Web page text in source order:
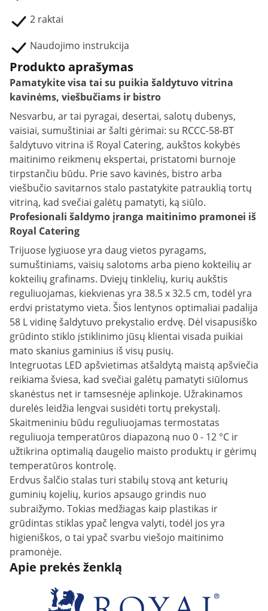
2 raktai
Naudojimo instrukcija
Produkto aprašymas
Pamatykite visa tai su puikia šaldytuvo vitrina
kavinėms, viešbučiams ir bistro
Nesvarbu, ar tai pyragai, desertai, salotų dubenys,
vaisiai, sumuštiniai ar šalti gėrimai: su RCCC-58-BT
šaldytuvo vitrina iš Royal Catering, aukštos kokybės
maitinimo reikmenų ekspertai, pristatomi burnoje
tirpstančiu būdu. Prie savo kavinės, bistro arba
viešbučio savitarnos stalo pastatykite patrauklią tortų
vitriną, kad svečiai galėtų pamatyti, ką siūlo.
Profesionali šaldymo įranga maitinimo pramonei iš
Royal Catering
Trijuose lygiuose yra daug vietos pyragams,
sumuštiniams, vaisių salotoms arba pieno kokteilių ar
kokteilių grafinams. Dviejų tinklelių, kurių aukštis
reguliuojamas, kiekvienas yra 38.5 x 32.5 cm, todėl yra
erdvi pristatymo vieta. Šios lentynos optimaliai padalija
58 L vidinę šaldytuvo prekystalio erdvę. Dėl visapusiško
grūdinto stiklo įstiklinimo jūsų klientai visada puikiai
mato skanius gaminius iš visų pusių.
Integruotas LED apšvietimas atšaldytą maistą apšviečia
reikiama šviesa, kad svečiai galėtų pamatyti siūlomus
skanėstus net ir tamsesnėje aplinkoje. Užrakinamos
durelės leidžia lengvai susidėti tortų prekystalį.
Skaitmeniniu būdu reguliuojamas termostatas
reguliuoja temperatūros diapazoną nuo 0 - 12 °C ir
užtikrina optimalią daugelio maisto produktų ir gėrimų
temperatūros kontrolę.
Erdvus šalčio stalas turi stabilų stovą ant keturių
guminių kojelių, kurios apsaugo grindis nuo
subraižymo. Tokias medžiagas kaip plastikas ir
grūdintas stiklas ypač lengva valyti, todėl jos yra
higieniškos, o tai ypač svarbu viešojo maitinimo
pramonėje.
Apie prekės ženklą